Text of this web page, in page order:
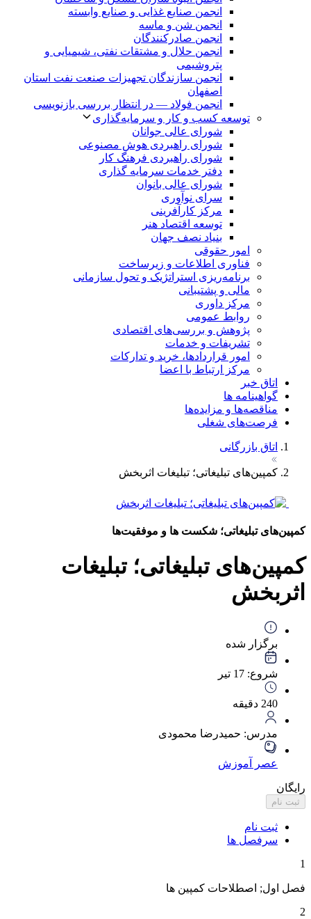
انجمن صنایع غذایی و صنایع وابسته
انجمن شن و ماسه
انجمن صادرکنندگان
انجمن حلال و مشتقات نفتی، شیمیایی و
پتروشیمی
انجمن سازندگان تجهیزات صنعت نفت استان
اصفهان
انجمن فولاد — در انتظار بررسی بازنویسی
توسعه کسب و کار و سرمایه‌گذاری
شورای عالی جوانان
شورای راهبردی هوش مصنوعی
شورای راهبردی فرهنگ کار
دفتر خدمات سرمایه گذاری
شورای عالی بانوان
سرای نوآوری
مرکز کارآفرینی
توسعه اقتصاد هنر
بنیاد نصف جهان
امور حقوقی
فناوری اطلاعات و زیرساخت
برنامه‌ریزی استراتژیک و تحول سازمانی
مالی و پشتیبانی
مرکز داوری
روابط عمومی
پژوهش و بررسی‌های اقتصادی
تشریفات و خدمات
امور قراردادها، خرید و تدارکات
مرکز ارتباط با اعضا
اتاق خبر
گواهینامه ها
مناقصه‌ها و مزایده‌ها
فرصت‌های شغلی
اتاق بازرگانی
کمپین‌های تبلیغاتی؛ تبلیغات اثربخش
کمپین‌های تبلیغاتی؛ شکست ها و موفقیت‌ها
کمپین‌های تبلیغاتی؛ تبلیغات
اثربخش
برگزار شده
شروع:
240 دقیقه
مدرس: حمیدرضا محمودی
عصر آموزش
رایگان
ثبت نام
ثبت نام
سرفصل ها
1
فصل اول; اصطلاحات کمپین ها
2